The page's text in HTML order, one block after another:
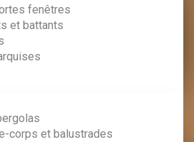
fenêtres
et battants
corps et balustrades